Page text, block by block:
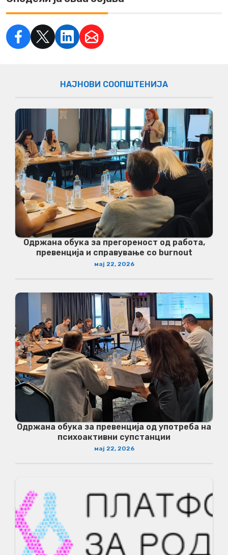
НАЈНОВИ СООПШТЕНИЈА
Одржана обука за прегореност од работа,
превенција и справување со burnout
мај 22, 2026
Одржана обука за превенција од употреба на
психоактивни супстанции
мај 22, 2026